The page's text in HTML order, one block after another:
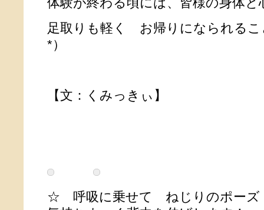
体験が終わる頃には、皆様の身体と
足取りも軽く お帰りになられるこ
*）
【文：くみっきぃ】
☆ 呼吸に乗せて ね